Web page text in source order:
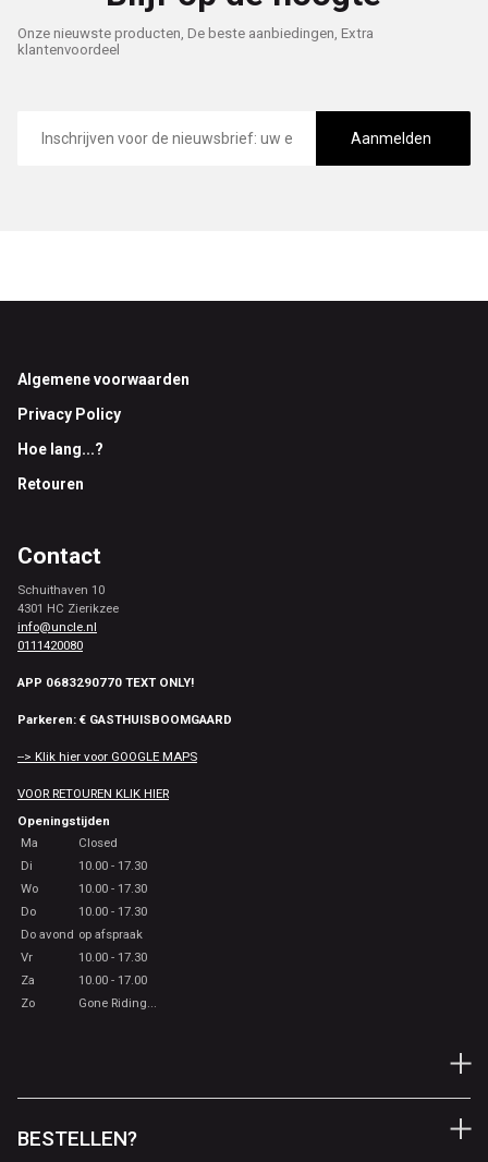
Onze nieuwste producten, De beste aanbiedingen, Extra
klantenvoordeel
mailadres
Aanmelden
Footer
Algemene voorwaarden
Privacy Policy
Hoe lang...?
Retouren
Contact
Schuithaven 10
4301 HC Zierikzee
info@uncle.nl
0111420080
APP 0683290770 TEXT ONLY!
Parkeren: € GASTHUISBOOMGAARD
--> Klik hier voor GOOGLE MAPS
VOOR RETOUREN KLIK HIER
Openingstijden
Ma
Closed
Di
10.00 - 17.30
Wo
10.00 - 17.30
Do
10.00 - 17.30
Do avond op afspraak
Vr
10.00 - 17.30
Za
10.00 - 17.00
Zo
Gone Riding...
BESTELLEN?